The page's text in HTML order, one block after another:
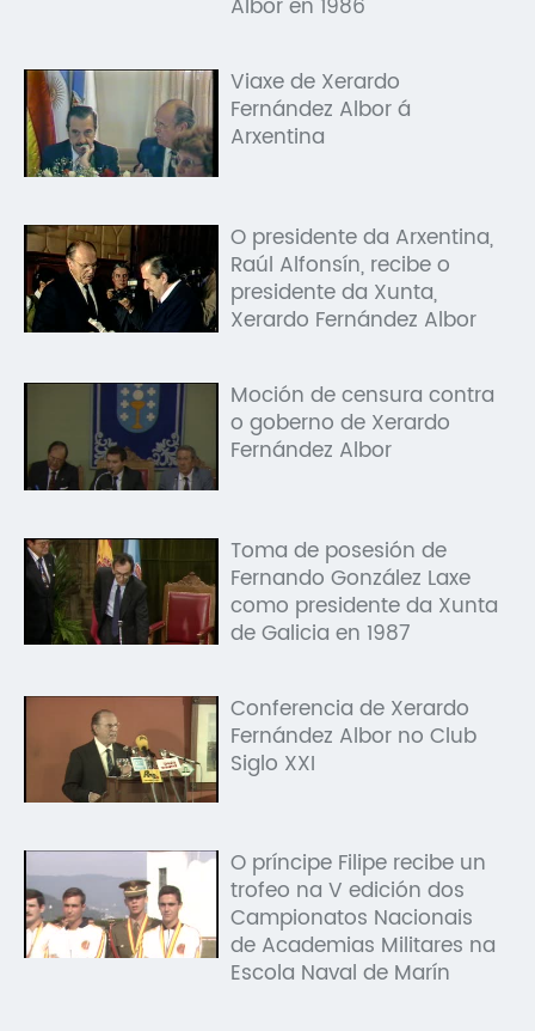
Albor en 1986
Viaxe de Xerardo
Fernández Albor á
Arxentina
O presidente da Arxentina,
Raúl Alfonsín, recibe o
presidente da Xunta,
Xerardo Fernández Albor
Moción de censura contra
o goberno de Xerardo
Fernández Albor
Toma de posesión de
Fernando González Laxe
como presidente da Xunta
de Galicia en 1987
Conferencia de Xerardo
Fernández Albor no Club
Siglo XXI
O príncipe Filipe recibe un
trofeo na V edición dos
Campionatos Nacionais
de Academias Militares na
Escola Naval de Marín